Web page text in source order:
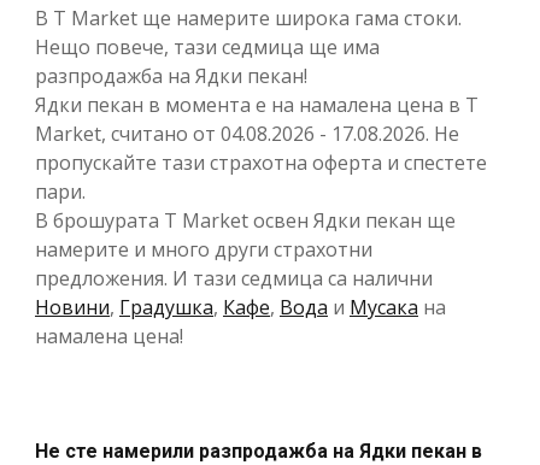
В T Market ще намерите широка гама стоки.
Нещо повече, тази седмица ще има
разпродажба на Ядки пекан!
Ядки пекан в момента е на намалена цена в T
Market, считано от 04.08.2026 - 17.08.2026. Не
пропускайте тази страхотна оферта и спестете
пари.
В брошурата T Market освен Ядки пекан ще
намерите и много други страхотни
предложения. И тази седмица са налични
Новини, Градушка, Кафе, Вода и Мусака на
намалена цена!
Не сте намерили разпродажба на Ядки пекан в